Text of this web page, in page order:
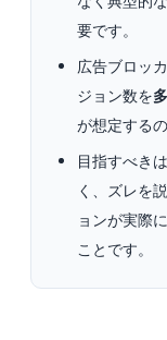
要です。
広告ブロッ
ジョン数を
が想定する
目指すべき
く、ズレを
ョンが実際
ことです。